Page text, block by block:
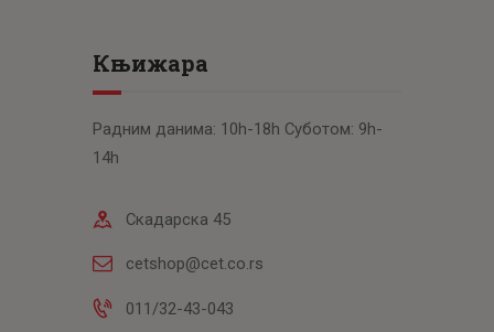
Књижара
Радним данима: 10h-18h Суботом: 9h-
14h
Скадарска 45
cetshop@cet.co.rs
011/32-43-043